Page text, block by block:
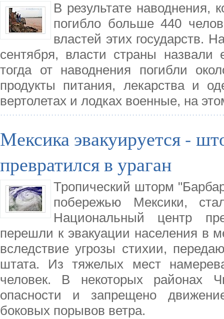
В результате наводнения,
погибло больше 440
властей этих государств.
сентября, власти страны
тогда от наводнения погибли
продукты питания, лекарства и
вертолетах и лодках военные, на
Мексика эвакуируется -
превратился в ураган
Тропический шторм
побережью Мексики,
Национальный центр
перешли к эвакуации населения в
вследствие угрозы стихии,
штата. Из тяжелых мест
человек. В некоторых районах
опасности и запрещено
боковых порывов ветра.